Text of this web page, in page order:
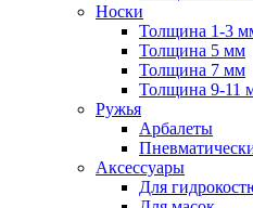
Носки
Толщина 1-3
Толщина 5 мм
Толщина 7 мм
Толщина 9-11
Ружья
Арбалеты
Аксессуары
Для